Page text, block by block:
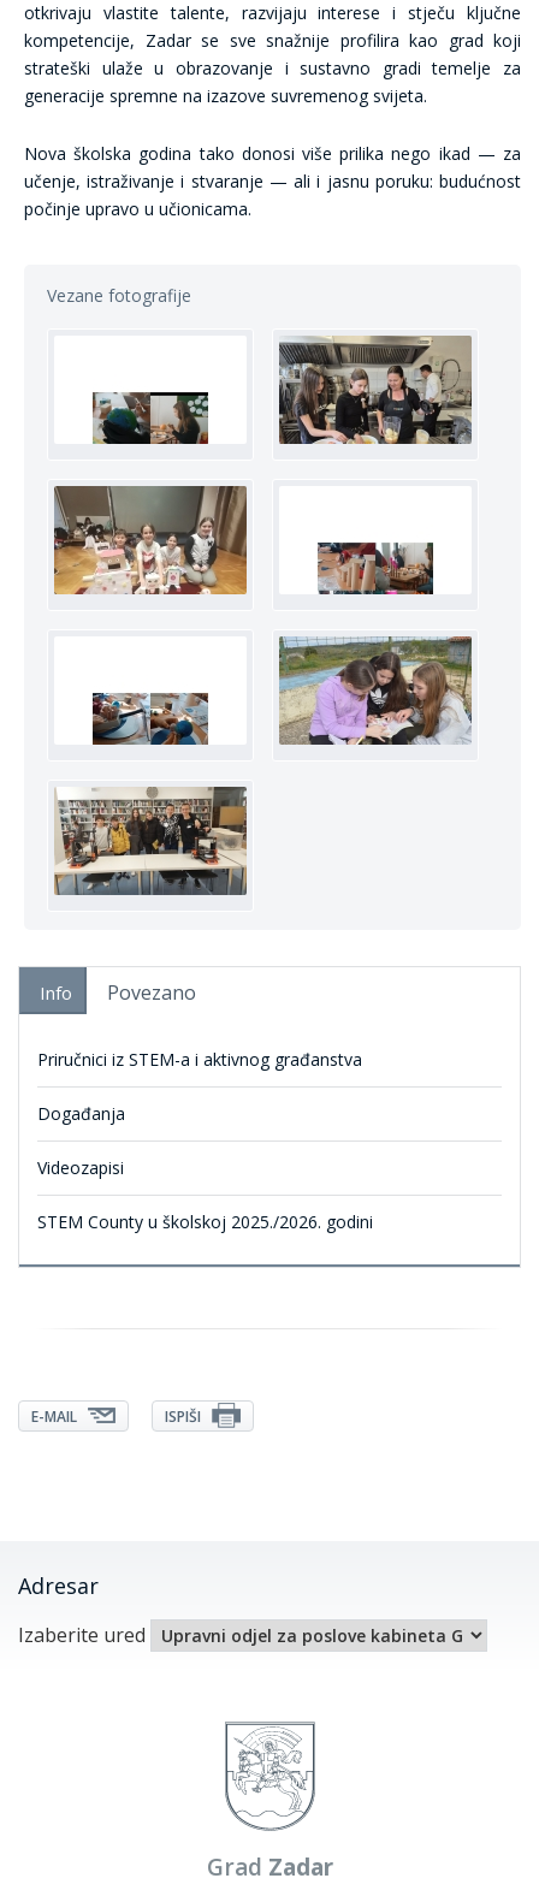
otkrivaju vlastite talente, razvijaju interese i stječu ključne
kompetencije, Zadar se sve snažnije profilira kao grad koji
strateški ulaže u obrazovanje i sustavno gradi temelje za
generacije spremne na izazove suvremenog svijeta.
Nova školska godina tako donosi više prilika nego ikad — za
učenje, istraživanje i stvaranje — ali i jasnu poruku: budućnost
počinje upravo u učionicama.
Vezane fotografije
Info Povezano
Priručnici iz STEM-a i aktivnog građanstva
Događanja
Videozapisi
STEM County u školskoj 2025./2026. godini
E-MAIL ISPIŠI
Adresar
Izaberite ured
Grad Zadar